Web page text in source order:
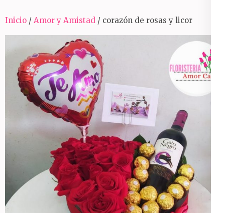
Inicio / Amor y Amistad / corazón de rosas y licor